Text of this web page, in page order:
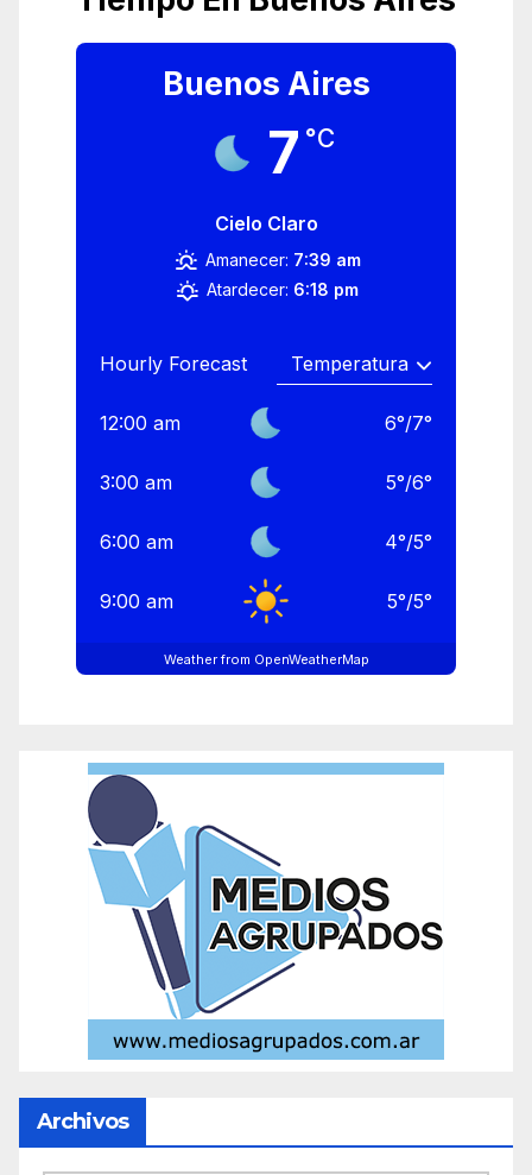
Buenos Aires
7 °C
Cielo Claro
Amanecer: 7:39 am
Atardecer: 6:18 pm
Hourly Forecast
12:00 am 6°/7°
3:00 am 5°/6°
6:00 am 4°/5°
9:00 am 5°/5°
Weather from OpenWeatherMap
Archivos